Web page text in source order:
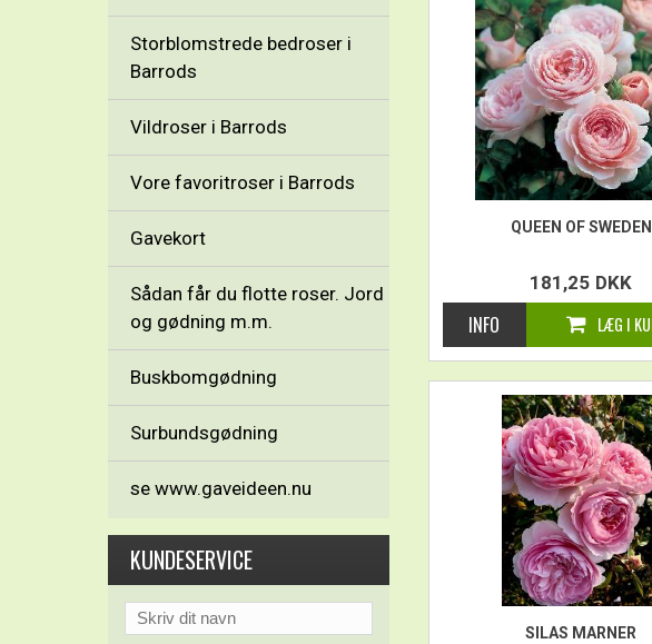
Storblomstrede bedroser i
Barrods
Vildroser i Barrods
Vore favoritroser i Barrods
Gavekort
Sådan får du flotte roser. Jord
og gødning m.m.
Buskbomgødning
Surbundsgødning
se www.gaveideen.nu
KUNDESERVICE
QUEEN OF SWEDEN
181,25 DKK
SILAS MARNER